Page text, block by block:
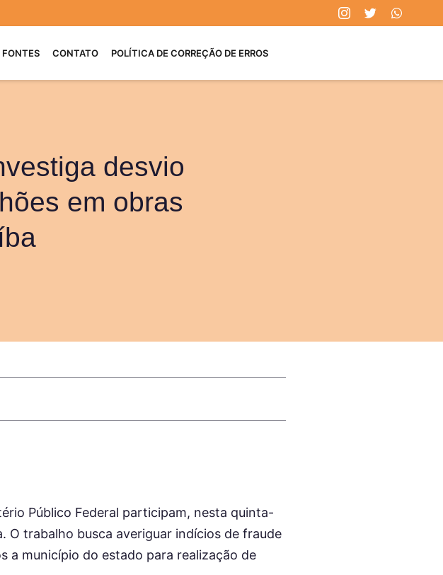
FONTES CONTATO POLÍTICA DE CORREÇÃO DE ERROS
desvio
em obras
Público Federal participam, nesta quinta-
O trabalho busca averiguar indícios de fraude
a município do estado para realização de